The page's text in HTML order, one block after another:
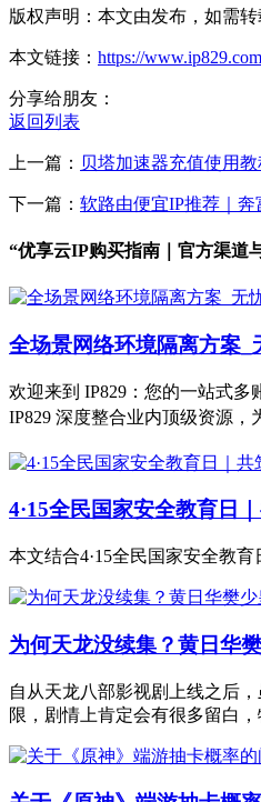
版权声明：本文由发布，如需转
本文链接： https://
分享给朋友：
返回列表
上一篇： 贝塔加速器充值使用
下一篇： 软路由便宜IP推荐｜
“优享云IP购买指南｜官方渠道
全场景网络环境隔离方案_
欢迎来到 IP829：您的一站式
IP829 深度整合业内顶级资源
4·15全民国家安全教育日
本文结合4·15全民国家安全教
为何天龙没续集？黄日华
自从天龙八部影视剧上线之后
限，剧情上肯定会有很多留白